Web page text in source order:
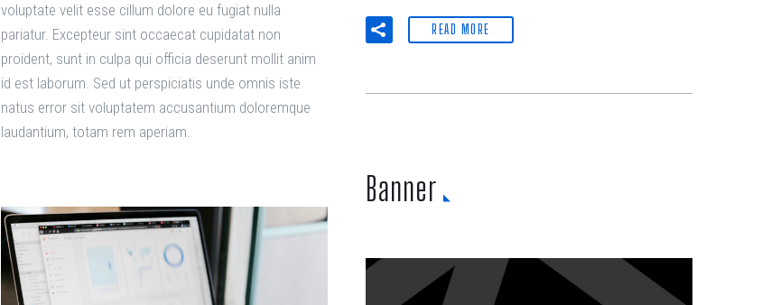
voluptate velit esse cillum dolore eu fugiat nulla
pariatur. Excepteur sint occaecat cupidatat non
proident, sunt in culpa qui officia deserunt mollit anim
id est laborum. Sed ut perspiciatis unde omnis iste
natus error sit voluptatem accusantium doloremque
laudantium, totam rem aperiam.
READ MORE
Banner